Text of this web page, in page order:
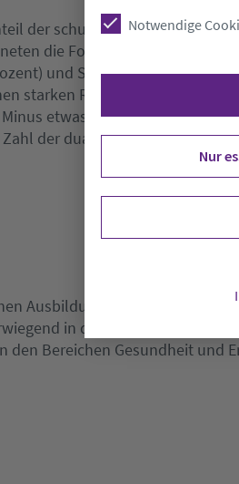
der schulischen
die Forscher für
und Schleswig-Holstein
starken Rückgang um ein
etwas über 20 Prozent. In
der dualen
Ausbildungsweg im Betrieb
in der Berufsschule statt.
den Bereichen Gesundheit und
Notwendige
Nur